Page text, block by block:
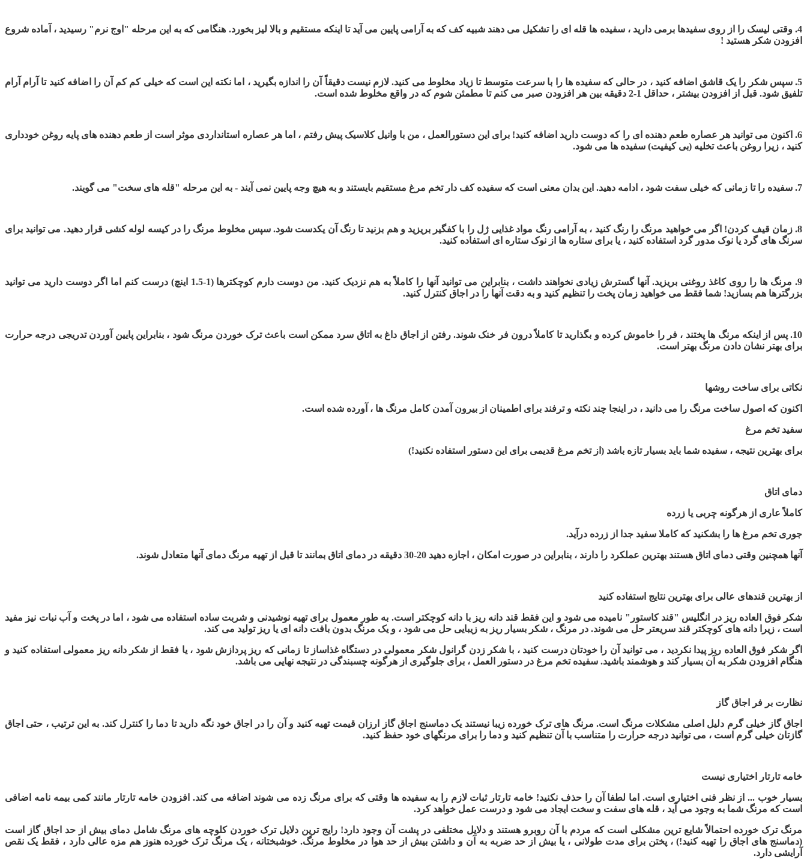
4. وقتی لیسک را از روی سفیدها برمی دارید ، سفیده ها قله ای را تشکیل می دهند شبیه کف که به آرامی پایین می آید تا اینکه مستقیم و بالا لیز بخورد. هنگامی که به این مرحله "اوج نرم" رسیدید ، آماده شروع
افزودن شکر هستید !
5. سپس شکر را یک قاشق اضافه کنید ، در حالی که سفیده ها را با سرعت متوسط تا زیاد مخلوط می کنید. لازم نیست دقیقاً آن را اندازه بگیرید ، اما نکته این است که خیلی کم کم آن را اضافه کنید تا آرام آرام
تلفیق شود. قبل از افزودن بیشتر ، حداقل 1-2 دقیقه بین هر افزودن صبر می کنم تا مطمئن شوم که در واقع مخلوط شده است.
6. اکنون می توانید هر عصاره طعم دهنده ای را که دوست دارید اضافه کنید! برای این دستورالعمل ، من با وانیل کلاسیک پیش رفتم ، اما هر عصاره استانداردی موثر است از طعم دهنده های پایه روغن خودداری
کنید ، زیرا روغن باعث تخلیه (بی کیفیت) سفیده ها می شود.
7. سفیده را تا زمانی که خیلی سفت شود ، ادامه دهید. این بدان معنی است که سفیده کف دار تخم مرغ مستقیم بایستند و به هیچ وجه پایین نمی آیند - به این مرحله "قله های سخت" می گویند.
8. زمان قیف کردن! اگر می خواهید مرنگ را رنگ کنید ، به آرامی رنگ مواد غذایی ژل را با کفگیر بریزید و هم بزنید تا رنگ آن یکدست شود. سپس مخلوط مرنگ را در کیسه لوله کشی قرار دهید. می توانید برای
سرنگ های گرد یا نوک مدور گرد استفاده کنید ، یا برای ستاره ها از نوک ستاره ای استفاده کنید.
9. مرنگ ها را روی کاغذ روغنی بریزید. آنها گسترش زیادی نخواهند داشت ، بنابراین می توانید آنها را کاملاً به هم نزدیک کنید. من دوست دارم کوچکترها (1-1.5 اینچ) درست کنم اما اگر دوست دارید می توانید
بزرگترها هم بسازید! شما فقط می خواهید زمان پخت را تنظیم کنید و به دقت آنها را در اجاق کنترل کنید.
10. پس از اینکه مرنگ ها پختند ، فر را خاموش کرده و بگذارید تا کاملاً درون فر خنک شوند. رفتن از اجاق داغ به اتاق سرد ممکن است باعث ترک خوردن مرنگ شود ، بنابراین پایین آوردن تدریجی درجه حرارت
برای بهتر نشان دادن مرنگ بهتر است.
نکاتی برای ساخت روشها
اکنون که اصول ساخت مرنگ را می دانید ، در اینجا چند نکته و ترفند برای اطمینان از بیرون آمدن کامل مرنگ ها ، آورده شده است.
سفید تخم مرغ
برای بهترین نتیجه ، سفیده شما باید بسیار تازه باشد (از تخم مرغ قدیمی برای این دستور استفاده نکنید!)
دمای اتاق
کاملاً عاری از هرگونه چربی یا زرده
جوری تخم مرغ ها را بشکنید که کاملا سفید جدا از زرده درآید.
آنها همچنین وقتی دمای اتاق هستند بهترین عملکرد را دارند ، بنابراین در صورت امکان ، اجازه دهید 20-30 دقیقه در دمای اتاق بمانند تا قبل از تهیه مرنگ دمای آنها متعادل شوند.
از بهترین قندهای عالی برای بهترین نتایج استفاده کنید
شکر فوق العاده ریز در انگلیس "قند کاستور" نامیده می شود و این فقط قند دانه ریز با دانه کوچکتر است. به طور معمول برای تهیه نوشیدنی و شربت ساده استفاده می شود ، اما در پخت و آب نبات نیز مفید
است ، زیرا دانه های کوچکتر قند سریعتر حل می شوند. در مرنگ ، شکر بسیار ریز به زیبایی حل می شود ، و یک مرنگ بدون بافت دانه ای یا ریز تولید می کند.
اگر شکر فوق العاده ریز پیدا نکردید ، می توانید آن را خودتان درست کنید ، با شکر زدن گرانول شکر معمولی در دستگاه غذاساز تا زمانی که ریز پردازش شود ، یا فقط از شکر دانه ریز معمولی استفاده کنید و
هنگام افزودن شکر به آن بسیار کند و هوشمند باشید. سفیده تخم مرغ در دستور العمل ، برای جلوگیری از هرگونه چسبندگی در نتیجه نهایی می باشد.
نظارت بر فر اجاق گاز
اجاق گاز خیلی گرم دلیل اصلی مشکلات مرنگ است. مرنگ های ترک خورده زیبا نیستند یک دماسنج اجاق گاز ارزان قیمت تهیه کنید و آن را در اجاق خود نگه دارید تا دما را کنترل کند. به این ترتیب ، حتی اجاق
گازتان خیلی گرم است ، می توانید درجه حرارت را متناسب با آن تنظیم کنید و دما را برای مرنگهای خود حفظ کنید.
خامه تارتار اختیاری نیست
بسیار خوب ... از نظر فنی اختیاری است. اما لطفا آن را حذف نکنید! خامه تارتار ثبات لازم را به سفیده ها وقتی که برای مرنگ زده می شوند اضافه می کند. افزودن خامه تارتار مانند کمی بیمه نامه اضافی
است که مرنگ شما به وجود می آید ، قله های سفت و سخت ایجاد می شود و درست عمل خواهد کرد.
مرنگ ترک خورده احتمالاً شایع ترین مشکلی است که مردم با آن روبرو هستند و دلایل مختلفی در پشت آن وجود دارد! رایج ترین دلایل ترک خوردن کلوچه های مرنگ شامل دمای بیش از حد اجاق گاز است
(دماسنج های اجاق را تهیه کنید!) ، پختن برای مدت طولانی ، یا بیش از حد ضربه به آن و داشتن بیش از حد هوا در مخلوط مرنگ. خوشبختانه ، یک مرنگ ترک خورده هنوز هم مزه عالی دارد ، فقط یک نقص
آرایشی دارد.